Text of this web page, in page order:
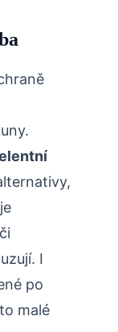
I‍
po
​malé